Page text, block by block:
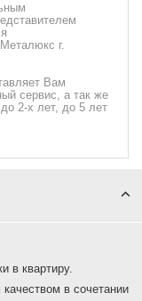
г.
Вам
сервис, а так же
2-х лет, до 5 лет
в квартиру.
в сочетании